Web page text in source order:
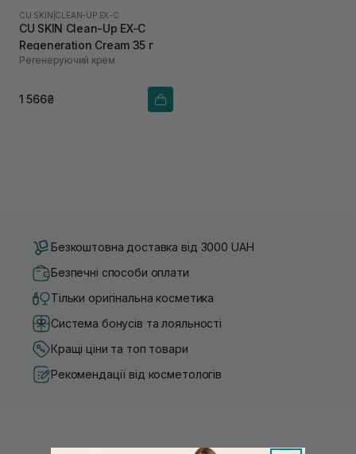
CU SKIN CLEAN-UP EX-C
CU SKIN Clean-Up EX-C
Regeneration Cream 35 г
Регенеруючий крем
1 566₴
Безкоштовна доставка від 3000 UAH
Безпечні способи оплати
Тільки оригінальна косметика
Система бонусів та лояльності
Кращі ціни та топ товари
Рекомендації від косметологів